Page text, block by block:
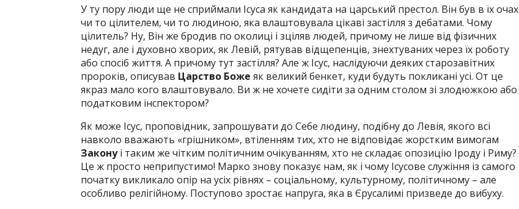
У ту пору люди ще не сприймали Ісуса як кандидата на царський престол. Він був в їх очах
чи то цілителем, чи то людиною, яка влаштовувала цікаві застілля з дебатами. Чому
цілитель? Ну, Він же бродив по околиці і зціляв людей, причому не лише від фізичних
недуг, але і духовно хворих, як Левій, рятував відщепенців, знехтуваних через їх роботу
або спосіб життя. А причому тут застілля? Але ж Ісус, наслідуючи деяких старозавітних
пророків, описував Царство Боже як великий бенкет, куди будуть покликані усі. От це
якраз мало кого влаштовувало. Ви ж не хочете сидіти за одним столом зі злодюжкою або
податковим інспектором?
Як може Ісус, проповідник, запрошувати до Себе людину, подібну до Левія, якого всі
навколо вважають «грішником», втіленням тих, хто не відповідає жорстким вимогам
Законуі таким же чітким політичним очікуванням, хто не складає опозицію Іроду і Риму?
Це ж просто неприпустимо! Марко знову показує нам, як і чому Ісусове служіння із самого
початку викликало опір на усіх рівнях – соціальному, культурному, політичному – але
особливо релігійному. Поступово зростає напруга, яка в Єрусалимі призведе до вибуху.